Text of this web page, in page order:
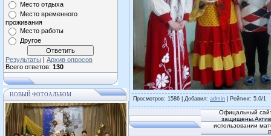
Место отдыха
Место временного
проживания
Место работы
Другое
Результаты | Архив опросов
Всего ответов: 130
НОВЫЙ ФОТОАЛЬБОМ
Просмотров: 1586 | Добавил: admin Рейтинг: 5.0/1
Офицальный
использовании